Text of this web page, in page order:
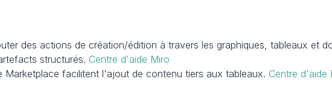
des actions de création/édition à travers les graphiques, tableaux et
structurés. Centre d'aide Miro
Marketplace facilitent l'ajout de contenu tiers aux tableaux. Centre d'aide